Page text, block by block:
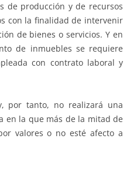
de producción y de recursos
con la finalidad de intervenir
de bienes o servicios. Y en
de inmuebles se requiere
con contrato laboral y
por tanto, no realizará una
en la que más de la mitad de
valores o no esté afecto a